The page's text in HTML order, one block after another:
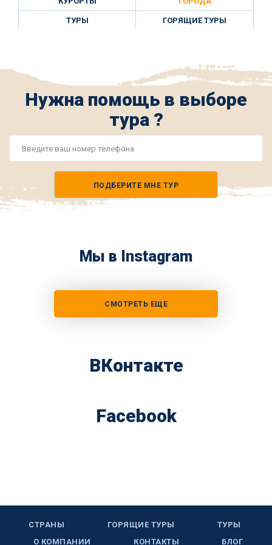
ТУРЫ ГОРЯЩИЕ ТУРЫ
Нужна помощь в выборе
тура ?
ПОДБЕРИТЕ МНЕ ТУР
Мы в Instagram
СМОТРЕТЬ ЕЩЕ
ВКонтакте
Facebook
СТРАНЫ ГОРЯЩИЕ ТУРЫ
ТУРЫ
О КОМПАНИИ
КОНТАКТЫ БЛОГ